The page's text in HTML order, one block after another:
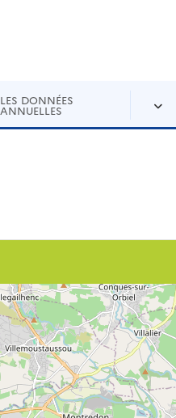
LES DONNÉES
ANNUELLES